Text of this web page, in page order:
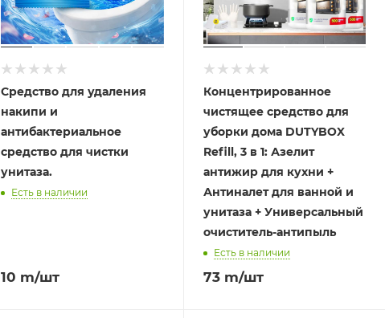
Средство для удаления
накипи и
антибактериальное
средство для чистки
унитаза.
Есть в наличии
10 m/шт
Концентрированное
чистящее средство для
уборки дома DUTYBOX
Refill, 3 в 1: Азелит
антижир для кухни +
Антиналет для ванной и
унитаза + Универсальный
очиститель-антипыль
Есть в наличии
73m/шт